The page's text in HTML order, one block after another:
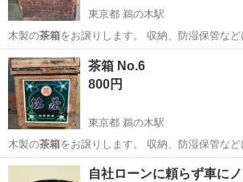
東京都 鵜の木駅
木製の茶箱をお譲りします。 収納、防湿保管な
東京 大田区 鵜の木駅
茶箱 No.6
800円
東京都 鵜の木駅
木製の茶箱をお譲りします。 収納、防湿保管な
東京 大田区 鵜の木駅 収納家具
自社ローンに頼らず車に